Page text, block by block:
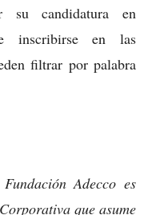
su candidatura en
inscribirse en las
filtrar por palabra
Adecco es
que asume